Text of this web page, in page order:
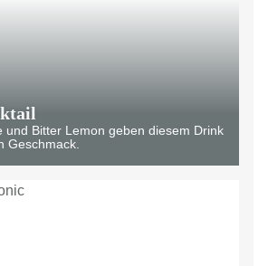
und Bitter Lemon geben diesem Drink
Geschmack.